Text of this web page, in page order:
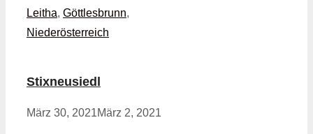
Leitha, Göttlesbrunn,
Niederösterreich
Stixneusiedl
März 30, 2021März 2, 2021